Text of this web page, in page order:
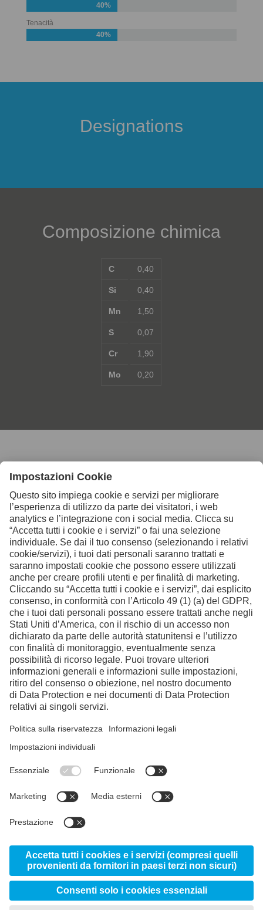
40%
Tenacità
40%
Designations
Composizione chimica
C
Si
Mn
S
Cr
Mo
0,40
0,40
1,50
0,07
1,90
0,20
Contattaci per ulteriori
informazioni
Contatto
Facebook
LinkedIn
© 2026 Uddeholm - Divisione della voestalpine High
Performance Metals Italia S.p.A.
Privacy and Cookie Policy